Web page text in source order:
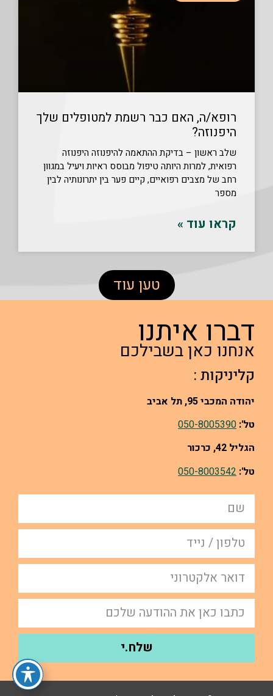
רופא/ה, האם כבר רשמת למטופלים שלך
היפנוזה?
שלב ראשון – בדיקת ההתאמה להיפנוזה היפנוזה
רפואית, למרות היותה טיפול מבוסס ראיות ויעיל במגוון
רחב של מצבים רפואיים, קיים פער בין יתרונותיה לבין
מספר
קראו עוד »
טען עוד
דברו איתנו
אנחנו כאן בשבילכם
קליניקות :
יהודה המכבי 95, תל אביב
טל': 050-8005390
הגליל 42, כרכור
טל': 050-8003542
שלח.י